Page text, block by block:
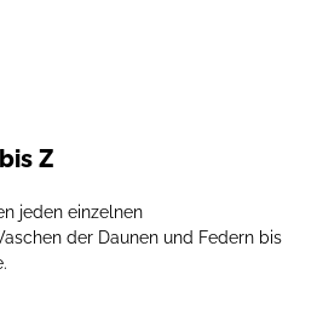
Z
jeden einzelnen
der Daunen und Federn bis